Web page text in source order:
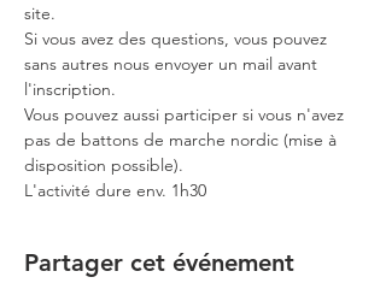
site.
Si vous avez des questions, vous pouvez
sans autres nous envoyer un mail avant
l'inscription.
Vous pouvez aussi participer si vous n'avez
pas de battons de marche nordic (mise à
disposition possible).
L'activité dure env. 1h30
Partager cet événement